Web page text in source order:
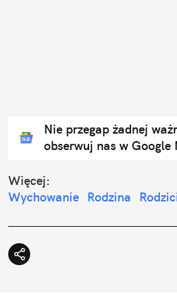
Nie przegap żadnej
obserwuj nas w Google
Więcej:
Wychowanie Rodzina